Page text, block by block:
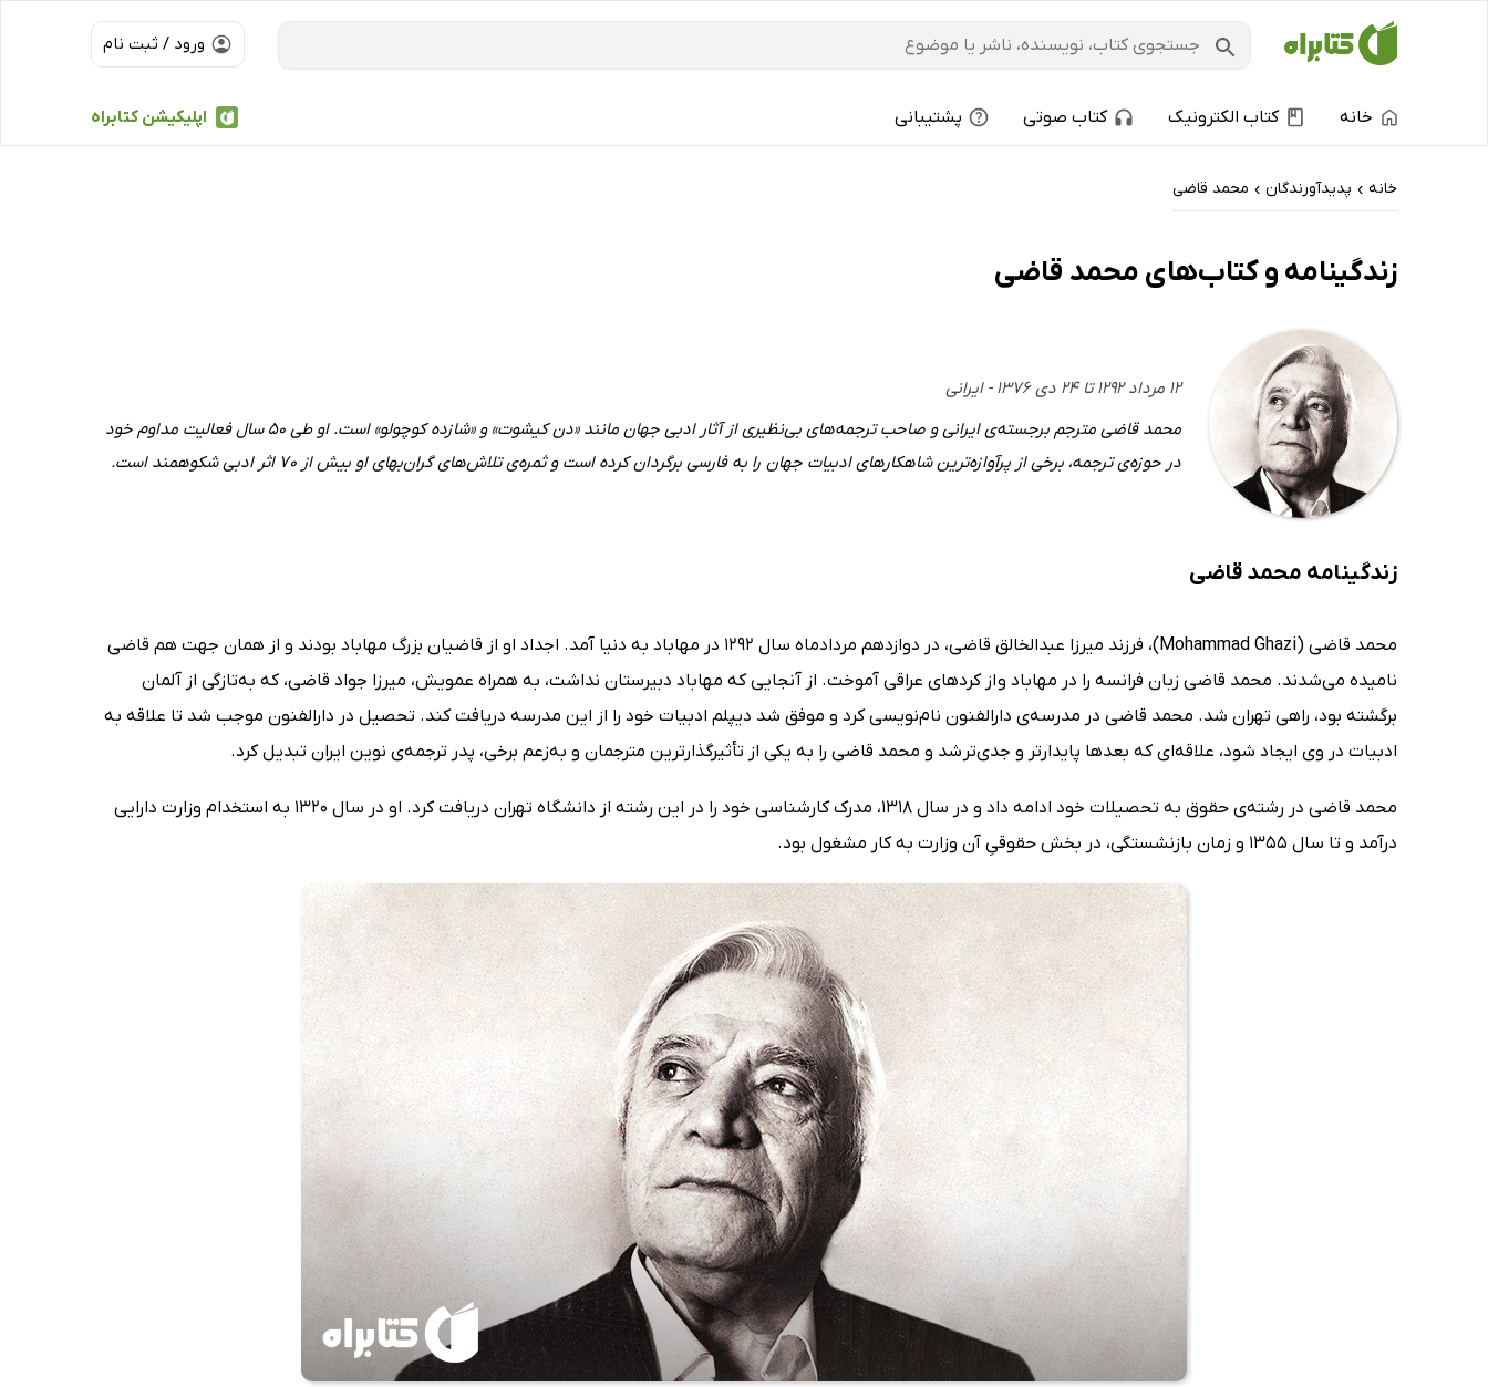
ورود / ثبت نام
اپلیکیشن کتابراه خانه کتاب الکترونیک کتاب صوتی پشتیبانی
خانه › پدیدآورندگان › محمد قاضی
زندگینامه و کتاب‌های محمد قاضی
۱۲ مرداد ۱۲۹۲ تا ۲۴ دی ۱۳۷۶ - ایرانی
محمد قاضی مترجم برجسته‌ی ایرانی و صاحب ترجمه‌های بی‌نظیری از آثار ادبی جهان مانند «دن کیشوت» و «شازده کوچولو» است. او طی 50 سال فعالیت مداوم خود
در حوزه‌ی ترجمه، برخی از پرآوازه‌ترین شاهکارهای ادبیات جهان را به فارسی برگردان کرده است و ثمره‌ی تلاش‌های گران‌بهای او بیش از 70 اثر ادبی شکوهمند است.
زندگینامه محمد قاضی
محمد قاضی (Mohammad Ghazi)، فرزند میرزا عبدالخالق قاضی، در دوازدهم مردادماه سال 1292 در مهاباد به دنیا آمد. اجداد او از قاضیان بزرگ مهاباد بودند و از همان جهت هم قاضی
نامیده می‌شدند. محمد قاضی زبان فرانسه را در مهاباد و از کردهای عراقی آموخت. از آنجایی که مهاباد دبیرستان نداشت، به همراه عمویش، میرزا جواد قاضی، که به‌تازگی از آلمان
برگشته بود، راهی تهران شد. محمد قاضی در مدرسه‌ی دارالفنون نام‌نویسی کرد و موفق شد دیپلم ادبیات خود را از این مدرسه دریافت کند. تحصیل در دارالفنون موجب شد تا علاقه به
ادبیات در وی ایجاد شود، علاقه‌ای که بعدها پایدارتر و جدی‌تر شد و محمد قاضی را به یکی از تأثیرگذارترین مترجمان و به‌زعم برخی، پدر ترجمه‌ی نوین ایران تبدیل کرد.
محمد قاضی در رشته‌ی حقوق به تحصیلات خود ادامه داد و در سال 1318، مدرک کارشناسی خود را در این رشته از دانشگاه تهران دریافت کرد. او در سال 1320 به استخدام وزارت دارایی
درآمد و تا سال 1355 و زمان بازنشستگی، در بخش حقوقیِ آن وزارت به کار مشغول بود.